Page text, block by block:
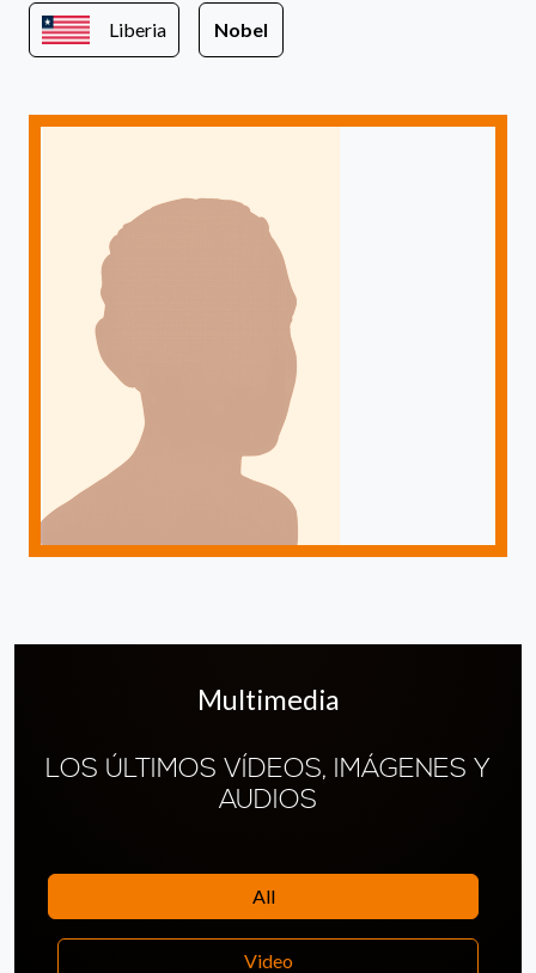
Liberia Nobel
Multimedia
LOS ÚLTIMOS VÍDEOS, IMÁGENES Y
AUDIOS
All
Video